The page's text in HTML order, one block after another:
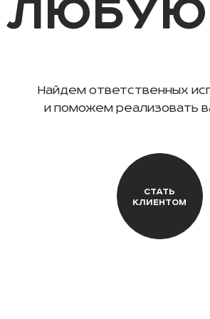
Найдем ответственных
и поможем реализовать
СТАТЬ
КЛИЕНТОМ